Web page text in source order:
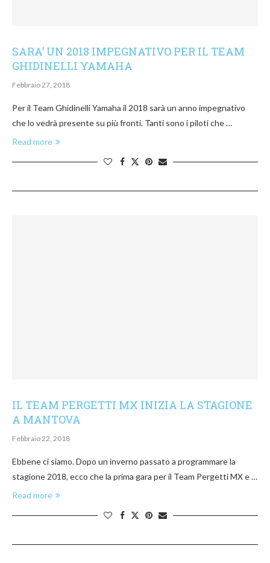
SARA’ UN 2018 IMPEGNATIVO PER IL TEAM
GHIDINELLI YAMAHA
Febbraio 27, 2018
Per il Team Ghidinelli Yamaha il 2018 sarà un anno impegnativo
che lo vedrà presente su più fronti. Tanti sono i piloti che …
Read more
IL TEAM PERGETTI MX INIZIA LA STAGIONE
A MANTOVA
Febbraio 22, 2018
Ebbene ci siamo. Dopo un inverno passato a programmare la
stagione 2018, ecco che la prima gara per il Team Pergetti MX e …
Read more